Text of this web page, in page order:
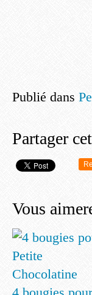
Publié dans
Partager
Vous